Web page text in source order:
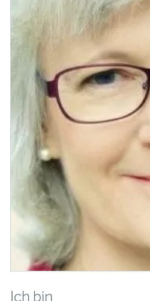
Ich bin